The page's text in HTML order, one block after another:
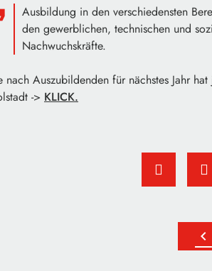
Ausbildung in den verschiedensten
den gewerblichen, technischen und
Nachwuchskräfte.
nach Auszubildenden für nächstes Jahr
-> KLICK.
chevron_left